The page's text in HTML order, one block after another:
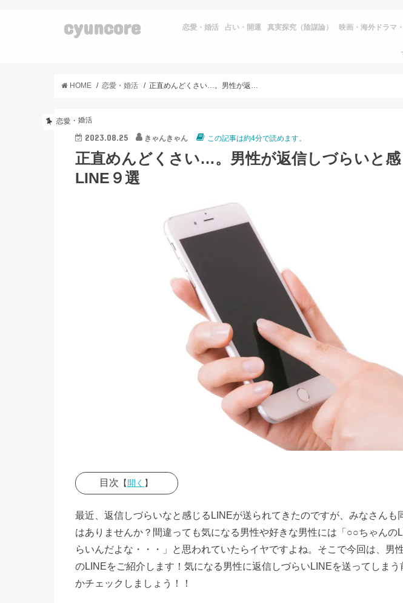
cyuncore 恋愛・婚活 占い・開運 真実探究（陰謀論） 映画・海外ドラマ
HOME 恋愛・婚活
恋愛・婚活
2023.08.25 きゃんきゃん この記事は約4分で読めます。
正直めんどくさい…。男性が返信しづらいと
LINE９選
目次 【開く 】
感情が分
かりにく
いLINE
最近、返信しづらいなと感じるLINEが送られてきたのですが、みなさんも
はありませんか？間違っても気になる男性や好きな男性には「○○ちゃんの
らいんだよな・・・」と思われていたらイヤですよね。そこで今回は、男
のLINEをご紹介します！気になる男性に返信しづらいLINEを送ってしま
かチェックしましょう！！